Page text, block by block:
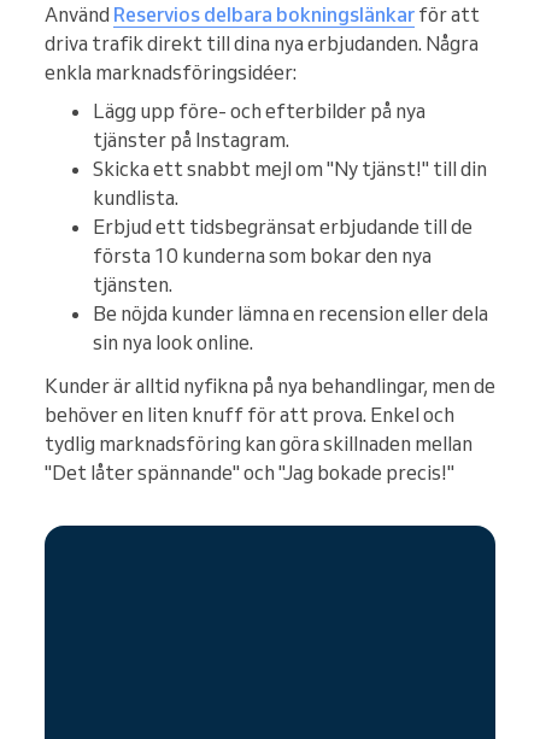
Använd Reservios delbara bokningslänkar för att
driva trafik direkt till dina nya erbjudanden. Några
enkla marknadsföringsidéer:
Lägg upp före- och efterbilder på nya
tjänster på Instagram.
Skicka ett snabbt mejl om "Ny tjänst!" till din
kundlista.
Erbjud ett tidsbegränsat erbjudande till de
första 10 kunderna som bokar den nya
tjänsten.
Be nöjda kunder lämna en recension eller dela
sin nya look online.
Kunder är alltid nyfikna på nya behandlingar, men de
behöver en liten knuff för att prova. Enkel och
tydlig marknadsföring kan göra skillnaden mellan
"Det låter spännande" och "Jag bokade precis!"